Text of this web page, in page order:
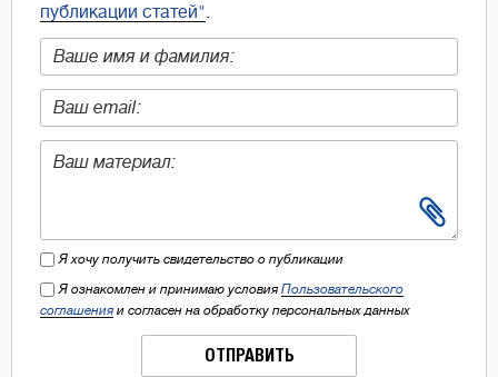
публикации статей".
Я хочу получить свидетельство о публикации
Я ознакомлен и принимаю условия Пользовательского
соглашения и согласен на обработку персональных данных
ОТПРАВИТЬ